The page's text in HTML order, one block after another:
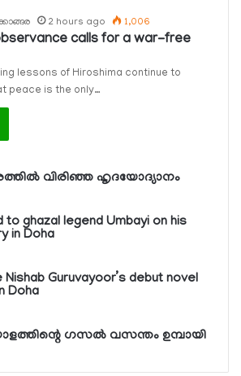
2 hours ago 1,006
calls for a war-free
lessons of Hiroshima continue to
peace is the only…
വിരിഞ്ഞ ഹൃദയോദ്യാനം
to ghazal legend Umbayi on his
in Doha
Guruvayoor’s debut novel
Doha
ഗസല്‍ വസന്തം ഉമ്പായി